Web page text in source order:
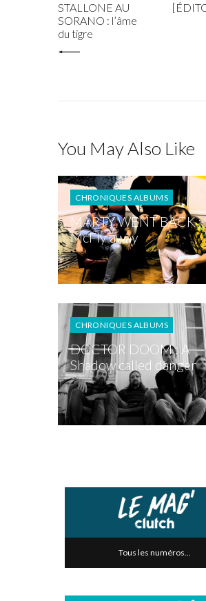
STALLONE AU
SORANO : l’âme
du tigre
You May Also Like
CHRONIQUES ALBUMS
MARTY WENT BACK :
McFly away
CHRONIQUES ALBUMS
DOCTOR DOOM : A
Shadow called danger
Tous les numéros...